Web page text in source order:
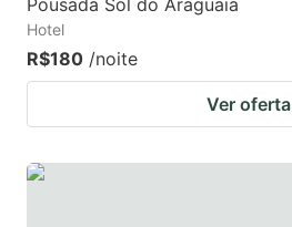
Hotel
R$180 /noite
Ver oferta